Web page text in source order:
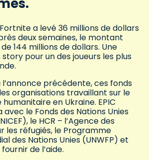
a levé 36 millions de dollars
deux semaines, le montant
144 millions de dollars. Une
pour un des joueurs les plus
précédente, ces fonds
organisations travaillant sur le
en Ukraine. EPIC
le Fonds des Nations Unies
le HCR – l’Agence des
les réfugiés, le Programme
des Nations Unies (UNWFP) et
de l’aide.